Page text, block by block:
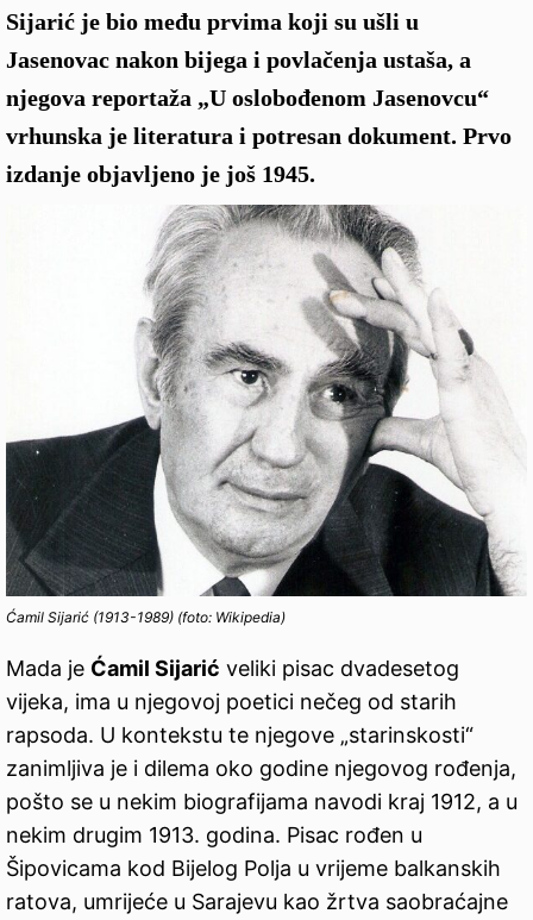
Sijarić je bio među prvima koji su ušli u
Jasenovac nakon bijega i povlačenja ustaša, a
njegova reportaža „U oslobođenom Jasenovcu“
vrhunska je literatura i potresan dokument. Prvo
izdanje objavljeno je još 1945.
Ćamil Sijarić (1913-1989) (foto: Wikipedia)
Mada je Ćamil Sijarić veliki pisac dvadesetog
vijeka, ima u njegovoj poetici nečeg od starih
rapsoda. U kontekstu te njegove „starinskosti“
zanimljiva je i dilema oko godine njegovog rođenja,
pošto se u nekim biografijama navodi kraj 1912, a u
nekim drugim 1913. godina. Pisac rođen u
Šipovicama kod Bijelog Polja u vrijeme balkanskih
ratova, umrijeće u Sarajevu kao žrtva saobraćajne